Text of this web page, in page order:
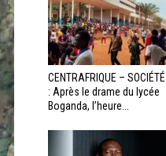
CENTRAFRIQUE – SOCIÉTÉ
: Après le drame du lycée
Boganda, l’heure...